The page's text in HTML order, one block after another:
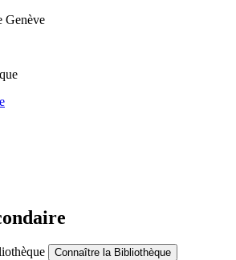
Connaître la Bibliothèque